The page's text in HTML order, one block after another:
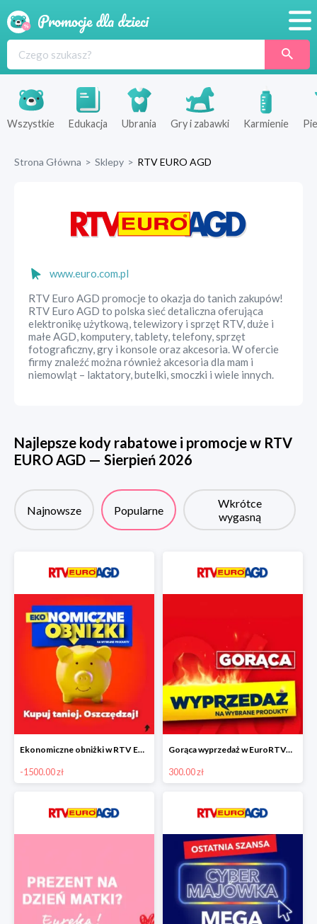
Produkty
Sklepy
Wszystkie Edukacja Ubrania Gry i zabawki Karmienie
Strona Główna > Sklepy > RTV EURO AGD
www.euro.com.pl
RTV Euro AGD promocje to okazja do tanich zakupów!
RTV Euro AGD to polska sieć detaliczna oferująca
elektronikę użytkową, telewizory i sprzęt RTV, duże i
małe AGD, komputery, tablety, telefony, sprzęt
fotograficzny, gry i konsole oraz akcesoria. W ofercie
firmy znaleźć można również akcesoria dla mam i
niemowląt – laktatory, butelki, smoczki i wiele innych.
Najlepsze kody rabatowe i promocje w RTV
EURO AGD — Sierpień 2026
Najnowsze Popularne
Wkrótce
wygasną
Ekonomiczne obniżki w RTV EURO AGD do -1500 zł
-1500.00 zł
Gorąca wyprzedaż w EuroRTVAGD
300.00 zł